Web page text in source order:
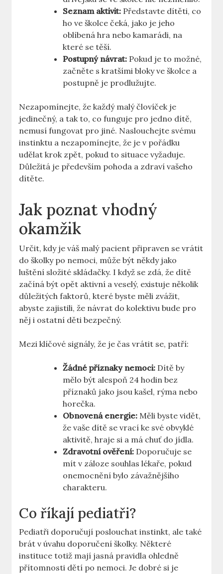
Seznam aktivit: Představte dítěti, co
ho ve školce čeká, jako je jeho
oblíbená hra nebo kamarádi, na
které se těší.
Postupný návrat: Pokud je to možné,
začněte s kratšími bloky ve školce a
postupně je prodlužujte.
Nezapomínejte, že každý malý človíček je
jedinečný, a tak to, co funguje pro jedno dítě,
nemusí fungovat pro jiné. Naslouchejte svému
instinktu a nezapomínejte, že je v pořádku
udělat krok zpět, pokud to situace vyžaduje.
Důležitá je především pohoda a zdraví vašeho
dítěte.
Jak poznat vhodný
okamžik
Určit, kdy je váš malý pacient připraven se vrátit
do školky po nemoci, může být někdy jako
luštění složité skládačky. I když se zdá, že dítě
začíná být opět aktivní a veselý, existuje několik
důležitých faktorů, které byste měli zvážit,
abyste zajistili, že návrat do kolektivu bude pro
něj i ostatní děti bezpečný.
Mezi klíčové signály, že je čas vrátit se, patří:
Žádné příznaky nemoci: Dítě by
mělo být alespoň 24 hodin bez
příznaků jako jsou kašel, rýma nebo
horečka.
Obnovená energie: Měli byste vidět,
že vaše dítě se vrací ke své obvyklé
aktivitě, hraje si a má chuť do jídla.
Zdravotní ověření: Doporučuje se
mít v záloze souhlas lékaře, pokud
onemocnění bylo závažnějšího
charakteru.
Co říkají pediatři?
Pediatři doporučují poslouchat instinkt, ale také
brát v úvahu doporučení školky. Některé
instituce totiž mají jasná pravidla ohledně
přítomnosti dětí po nemoci. Je dobré si je